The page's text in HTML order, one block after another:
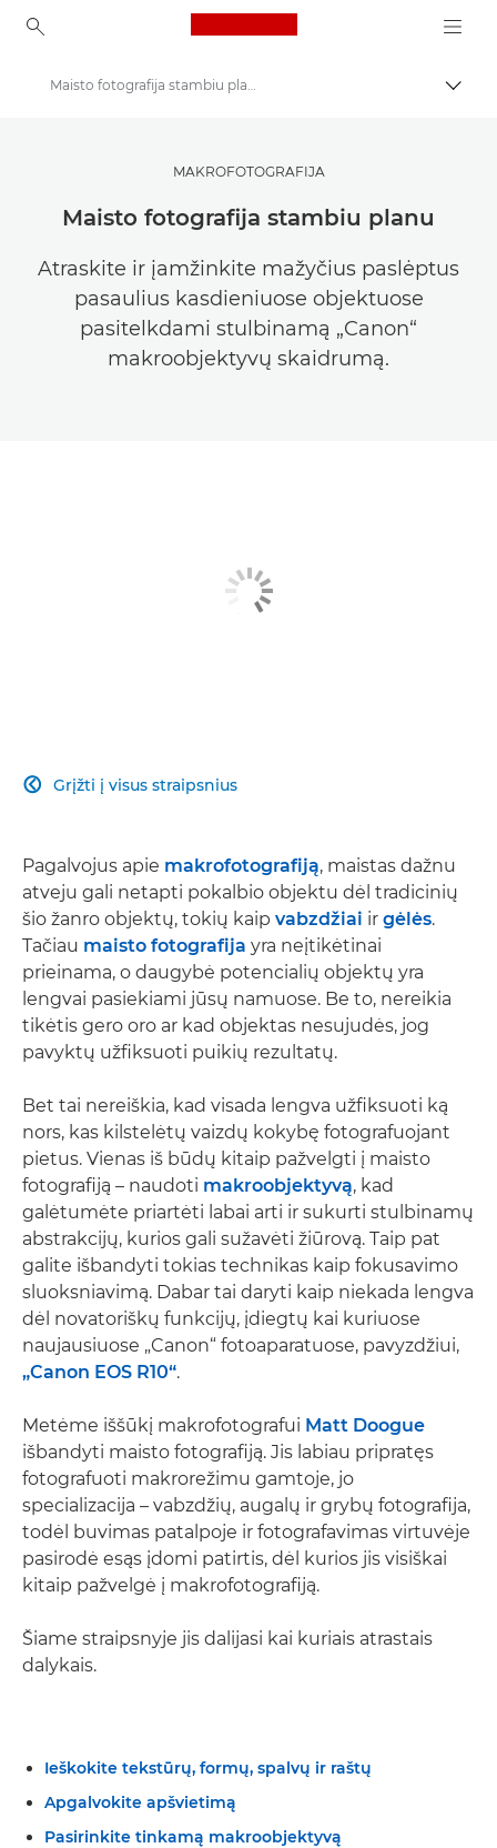
Canon Logo, back to
Pasisemkite įkvėpimo | Fotografijos ir spausdinimo patarimai ir pirkėjų vadovai
Fotografijos ir spausdinimo patarimai ir metodai
Maisto fotografija stambiu planu
MAKROFOTOGRAFIJA
Maisto fotografija stambiu planu
Atraskite ir įamžinkite mažyčius paslėptus
pasaulius kasdieniuose objektuose
pasitelkdami stulbinamą „Canon“
makroobjektyvų skaidrumą.
Grįžti į visus straipsnius

Pagalvojus apie makrofotografiją, maistas dažnu
atveju gali netapti pokalbio objektu dėl tradicinių
šio žanro objektų, tokių kaip vabzdžiai ir gėlės.
Tačiau maisto fotografija yra neįtikėtinai
prieinama, o daugybė potencialių objektų yra
lengvai pasiekiami jūsų namuose. Be to, nereikia
tikėtis gero oro ar kad objektas nesujudės, jog
pavyktų užfiksuoti puikių rezultatų.
Bet tai nereiškia, kad visada lengva užfiksuoti ką
nors, kas kilstelėtų vaizdų kokybę fotografuojant
pietus. Vienas iš būdų kitaip pažvelgti į maisto
fotografiją – naudoti makroobjektyvą, kad
galėtumėte priartėti labai arti ir sukurti stulbinamų
abstrakcijų, kurios gali sužavėti žiūrovą. Taip pat
galite išbandyti tokias technikas kaip fokusavimo
sluoksniavimą. Dabar tai daryti kaip niekada lengva
dėl novatoriškų funkcijų, įdiegtų kai kuriuose
naujausiuose „Canon“ fotoaparatuose, pavyzdžiui,
„Canon EOS R10“.
Metėme iššūkį makrofotografui Matt Doogue
išbandyti maisto fotografiją. Jis labiau pripratęs
fotografuoti makrorežimu gamtoje, jo
specializacija – vabzdžių, augalų ir grybų fotografija,
todėl buvimas patalpoje ir fotografavimas virtuvėje
pasirodė esąs įdomi patirtis, dėl kurios jis visiškai
kitaip pažvelgė į makrofotografiją.
Šiame straipsnyje jis dalijasi kai kuriais atrastais
dalykais.
Ieškokite tekstūrų, formų, spalvų ir raštų
Apgalvokite apšvietimą
Pasirinkite tinkamą makroobjektyvą